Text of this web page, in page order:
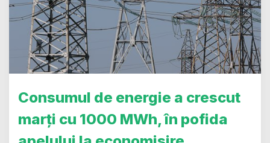
Consumul de energie a crescut
marți cu 1000 MWh, în pofida